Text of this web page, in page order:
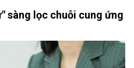
sàng lọc chuỗi cung ứng